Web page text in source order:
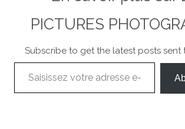
PICTURES
Subscribe to get the latest posts sent
Saisissez votre adresse e-mail…